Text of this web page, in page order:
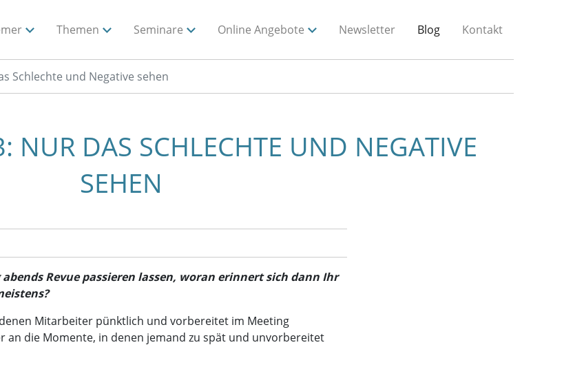
Themen Seminare Online Angebote Newsletter Blog Kontakt
Schlechte und Negative sehen
NUR DAS SCHLECHTE UND NEGATIVE
SEHEN
abends Revue passieren lassen, woran erinnert sich dann Ihr
Mitarbeiter pünktlich und vorbereitet im Meeting
an die Momente, in denen jemand zu spät und unvorbereitet